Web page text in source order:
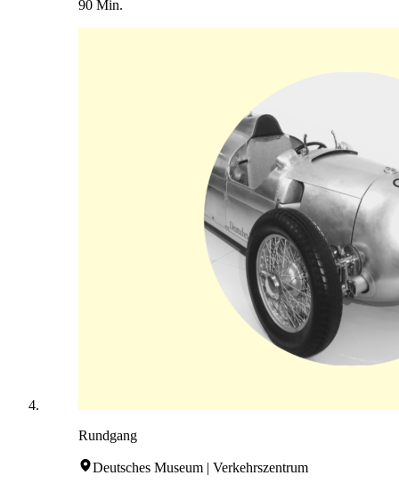
90 Min.
Rundgang
Deutsches Museum | Verkehrszentrum